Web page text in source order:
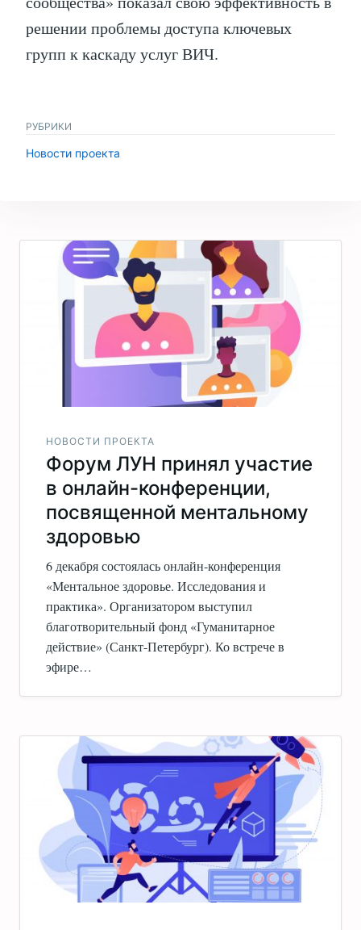
решении проблемы доступа ключевых
групп к каскаду услуг ВИЧ.
РУБРИКИ
Новости проекта
НОВОСТИ ПРОЕКТА
Форум ЛУН принял участие
в онлайн-конференции,
посвященной ментальному
здоровью
6 декабря состоялась онлайн-конференция
«Ментальное здоровье. Исследования и
практика». Организатором выступил
благотворительный фонд «Гуманитарное
действие» (Санкт-Петербург). Ко встрече в
эфире…